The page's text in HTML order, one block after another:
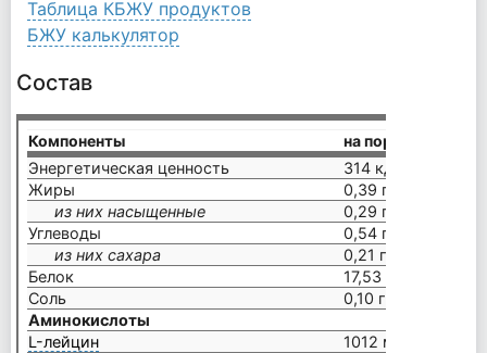
Таблица КБЖУ продуктов
БЖУ калькулятор
Состав
Компоненты
на порцию (20 г)
Энергетическая ценность
314 кДж / 74 ккал
Жиры
0,39 г
из них насыщенные
0,29 г
Углеводы
0,54 г
из них сахара
0,21 г
Белок
17,53 г
Соль
0,10 г
Аминокислоты
L-лейцин
1012 мг